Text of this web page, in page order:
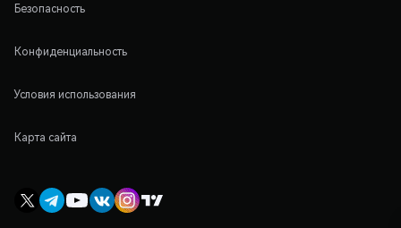
Безопасность
Конфиденциальность
Условия использования
Карта сайта